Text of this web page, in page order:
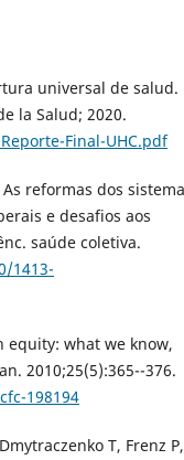
universal de salud.
la Salud; 2020.
Final-UHC.pdf
reformas dos
e desafios aos
saúde coletiva.
1413-
equity: what we know,
2010;25(5):365--376.
198194
T, Frenz